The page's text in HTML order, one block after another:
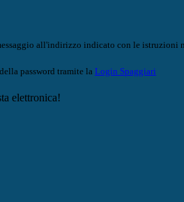
all'indirizzo indicato con le istruzioni
password tramite la Login Spaggiari
elettronica!